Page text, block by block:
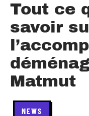
Tout ce
savoir
Matmut
NEWS